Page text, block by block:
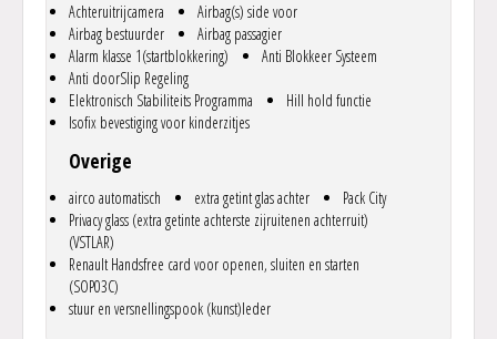
Achteruitrijcamera
Airbag(s) side voor
Airbag bestuurder
Airbag passagier
Alarm klasse 1(startblokkering)
Anti Blokkeer Systeem
Anti doorSlip Regeling
Elektronisch Stabiliteits Programma
Hill hold functie
Isofix bevestiging voor kinderzitjes
Overige
airco automatisch extra getint glas achter
Pack City
Privacy glass (extra getinte achterste zijruitenen achterruit)
(VSTLAR)
Renault Handsfree card voor openen, sluiten en starten
(SOP03C)
stuur en versnellingspook (kunst)leder